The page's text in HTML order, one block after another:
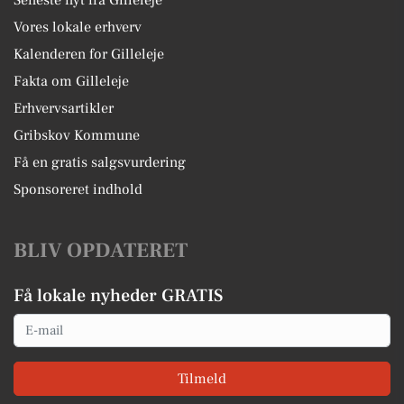
Vores lokale erhverv
Kalenderen for Gilleleje
Fakta om Gilleleje
Erhvervsartikler
Gribskov Kommune
Få en gratis salgsvurdering
Sponsoreret indhold
BLIV OPDATERET
Få lokale nyheder GRATIS
Email
Tilmeld